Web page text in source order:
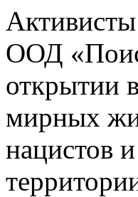
Активисты
ООД
открытии
мирных
нацистов